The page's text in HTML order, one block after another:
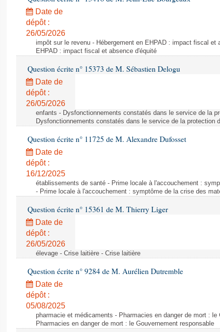
Date de
dépôt :
26/05/2026
impôt sur le revenu - Hébergement en EHPAD : impact fiscal et
EHPAD : impact fiscal et absence d'équité
Question écrite n° 15373 de M. Sébastien Delogu
Date de
dépôt :
26/05/2026
enfants - Dysfonctionnements constatés dans le service de la
Dysfonctionnements constatés dans le service de la protection
Question écrite n° 11725 de M. Alexandre Dufosset
Date de
dépôt :
16/12/2025
établissements de santé - Prime locale à l'accouchement :
- Prime locale à l'accouchement : symptôme de la crise des
Question écrite n° 15361 de M. Thierry Liger
Date de
dépôt :
26/05/2026
élevage - Crise laitière - Crise laitière
Question écrite n° 9284 de M. Aurélien Dutremble
Date de
dépôt :
05/08/2025
pharmacie et médicaments - Pharmacies en danger de mort : le
Pharmacies en danger de mort : le Gouvernement responsable